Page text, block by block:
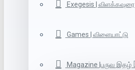
Exegesis | விளக்கவுரை
Games | விளையாட்டு
Magazine |பருவ இதழ்